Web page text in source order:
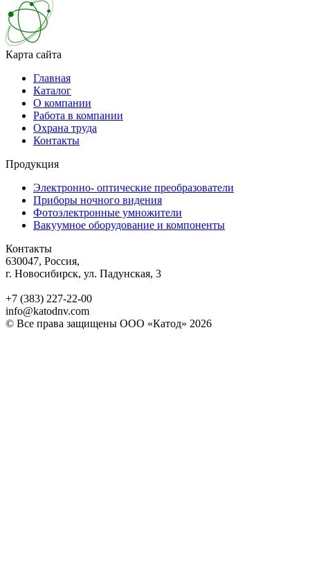
Карта сайта
Главная
Каталог
О компании
Работа в компании
Охрана труда
Контакты
Продукция
Электронно- оптические преобразователи
Приборы ночного видения
Фотоэлектронные умножители
Вакуумное оборудование и компоненты
Контакты
630047, Россия,
г. Новосибирск, ул. Падунская, 3
+7 (383) 227-22-00
info@katodnv.com
© Все права защищены ООО «Катод» 2026